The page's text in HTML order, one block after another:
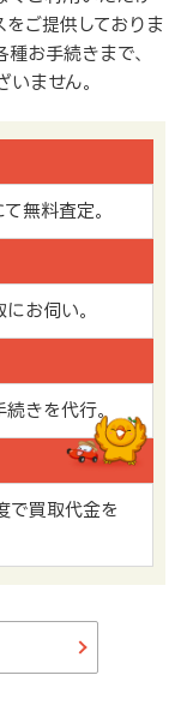
ご提供しておりま
お手続きまで、
ません。
無料査定。
お伺い。
きを代行。
で買取代金を